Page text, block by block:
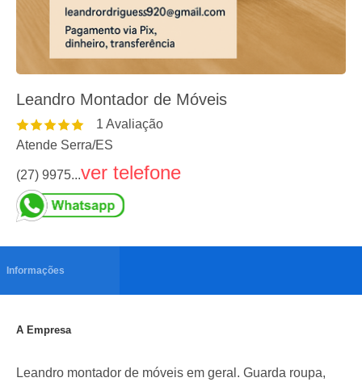
Leandro Montador de Móveis
1 Avaliação
Atende Serra/ES
(27) 9975...ver telefone
Informações
A Empresa
Leandro montador de móveis em geral. Guarda roupa,